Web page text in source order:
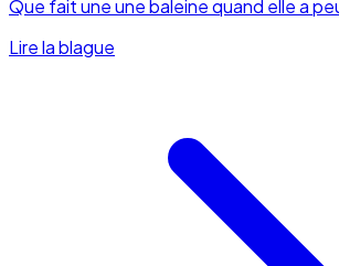
Que fait une une baleine quand elle a
Lire la blague